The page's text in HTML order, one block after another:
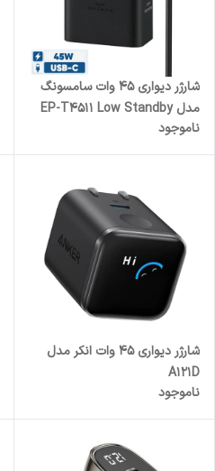
شارژر دیواری 45 وات سامسونگ
مدل EP-T4511 Low Standby
به همراه کابل 1.8 متری - سه پین
ناموجود
شارژر دیواری 45 وات انکر مدل
A121D
ناموجود